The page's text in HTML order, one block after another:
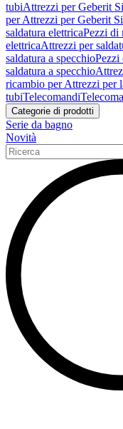
tubiAttrezzi per Geberit
per Attrezzi per Geberit
saldatura elettricaPezzi di
elettricaAttrezzi per
saldatura a specchioPezzi
saldatura a specchio
ricambio per Attrezzi per
tubiTelecomandi
Categorie di prodotti
Serie da bagno
Novità